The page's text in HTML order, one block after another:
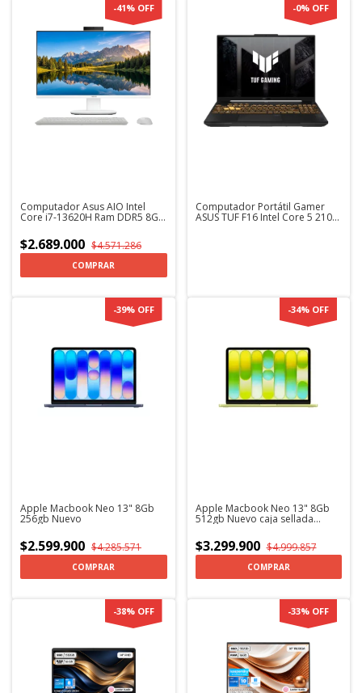
Computador Asus AIO Intel
Core i7-13620H Ram DDR5 8GB
-41% OFF
$2.689.000 $4.571.286
COMPRAR
Computador Portátil Gamer
ASUS TUF F16 Intel Core 5 210H
-0% OFF
Apple Macbook Neo 13" 8Gb
256gb Nuevo
-39% OFF
$2.599.900 $4.285.571
COMPRAR
Apple Macbook Neo 13" 8Gb
512gb Nuevo caja sellada
-34% OFF
$3.299.900 $4.999.857
COMPRAR
-38% OFF -33% OFF